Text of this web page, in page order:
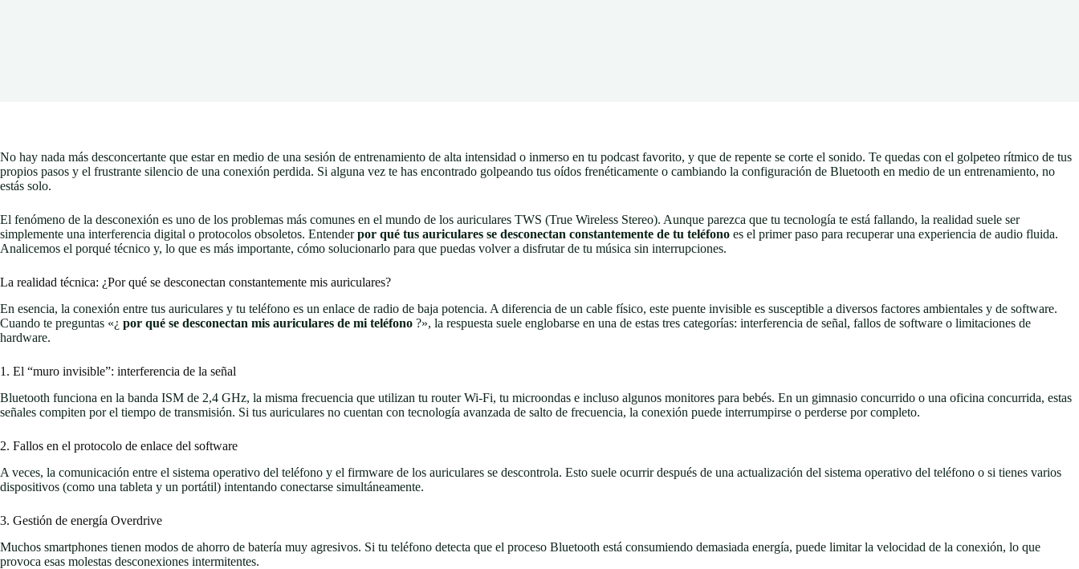
No hay nada más desconcertante que estar en medio de una sesión de entrenamiento de alta intensidad o inmerso en tu podcast favorito, y que de repente se corte el sonido. Te quedas con el golpeteo rítmico de tus
propios pasos y el frustrante silencio de una conexión perdida. Si alguna vez te has encontrado golpeando tus oídos frenéticamente o cambiando la configuración de Bluetooth en medio de un entrenamiento, no
estás solo.
El fenómeno de la desconexión es uno de los problemas más comunes en el mundo de los auriculares TWS (True Wireless Stereo). Aunque parezca que tu tecnología te está fallando, la realidad suele ser
simplemente una interferencia digital o protocolos obsoletos. Entenderpor qué tus auriculares se desconectan constantemente de tu teléfono es el primer paso para recuperar una experiencia de audio fluida.
Analicemos el porqué técnico y, lo que es más importante, cómo solucionarlo para que puedas volver a disfrutar de tu música sin interrupciones.
La realidad técnica: ¿Por qué se desconectan constantemente mis auriculares?
En esencia, la conexión entre tus auriculares y tu teléfono es un enlace de radio de baja potencia. A diferencia de un cable físico, este puente invisible es susceptible a diversos factores ambientales y de software.
Cuando te preguntas «¿ por qué se desconectan mis auriculares de mi teléfono ?», la respuesta suele englobarse en una de estas tres categorías: interferencia de señal, fallos de software o limitaciones de
hardware.
1. El “muro invisible”: interferencia de la señal
Bluetooth funciona en la banda ISM de 2,4 GHz, la misma frecuencia que utilizan tu router Wi-Fi, tu microondas e incluso algunos monitores para bebés. En un gimnasio concurrido o una oficina concurrida, estas
señales compiten por el tiempo de transmisión. Si tus auriculares no cuentan con tecnología avanzada de salto de frecuencia, la conexión puede interrumpirse o perderse por completo.
2. Fallos en el protocolo de enlace del software
A veces, la comunicación entre el sistema operativo del teléfono y el firmware de los auriculares se descontrola. Esto suele ocurrir después de una actualización del sistema operativo del teléfono o si tienes varios
dispositivos (como una tableta y un portátil) intentando conectarse simultáneamente.
3. Gestión de energía Overdrive
Muchos smartphones tienen modos de ahorro de batería muy agresivos. Si tu teléfono detecta que el proceso Bluetooth está consumiendo demasiada energía, puede limitar la velocidad de la conexión, lo que
provoca esas molestas desconexiones intermitentes.